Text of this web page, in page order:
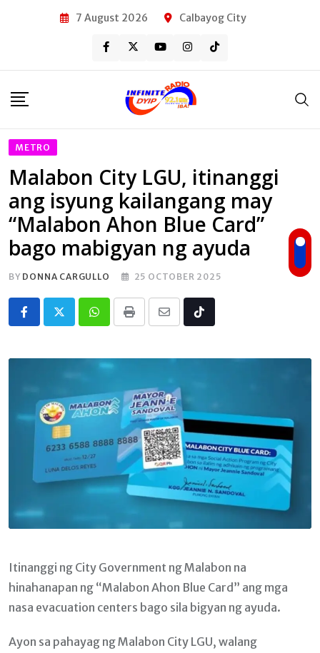
7 August 2026 Calbayog City
METRO
Malabon City LGU, itinanggi
ang isyung kailangang may
“Malabon Ahon Blue Card”
bago mabigyan ng ayuda
BY DONNA CARGULLO 25 OCTOBER 2025
Whatsapp
Print
Share
Email
Tiktok
Itinanggi ng City Government ng Malabon na
hinahanapan ng “Malabon Ahon Blue Card” ang mga
nasa evacuation centers bago sila bigyan ng ayuda.
Ayon sa pahayag ng Malabon City LGU, walang